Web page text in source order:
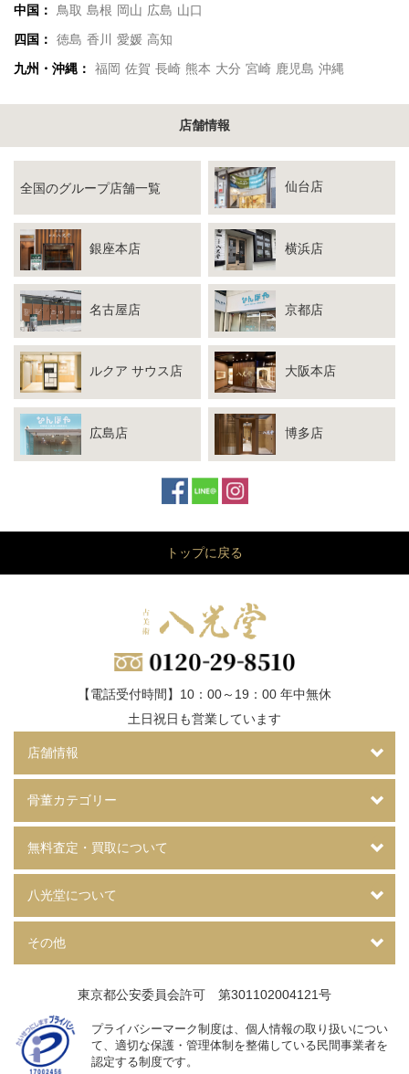
中国：
鳥取 島根 岡山 広島 山口
四国：
徳島 香川 愛媛 高知
九州・沖縄：
福岡 佐賀 長崎 熊本 大分 宮崎 鹿児島 沖縄
店舗情報
全国のグループ店舗一覧 仙台店
銀座本店 横浜店
名古屋店 京都店
ルクア サウス店 大阪本店
広島店 博多店
トップに戻る
【電話受付時間】10：00～19：00 年中無休
土日祝日も営業しています
店舗情報
骨董カテゴリー
無料査定・買取について
八光堂について
その他
東京都公安委員会許可 第301102004121号
プライバシーマーク制度は、個人情報の取り扱いについ
て、適切な保護・管理体制を整備している民間事業者を
認定する制度です。